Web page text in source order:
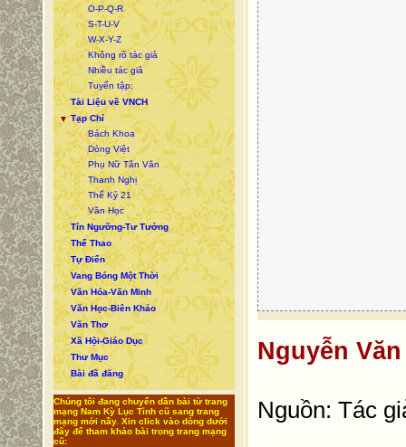
O-P-Q-R
S-T-U-V
W-X-Y-Z
Không rõ tác giả
Nhiều tác giả
Tuyển tập:
Tài Liệu về VNCH
▼ Tạp Chí
Bách Khoa
Dòng Việt
Phụ Nữ Tân Văn
Thanh Nghị
Thế Kỷ 21
Văn Học
Tín Ngưỡng-Tư Tưởng
Thể Thao
Tự Điển
Vang Bóng Một Thời
Văn Hóa-Văn Minh
Văn Học-Biên Khảo
Văn Thơ
Xã Hội-Giáo Dục
Thư Mục
Bài đã đăng
Chúng tôi đang chuyển dần bài từ trang
mạng Nam Kỳ Lục Tỉnh cũ sang trang
mạng mới nầy. Xin click vào dòng dưới
đây để tham khảo bài trong trang mạng
cũ:
Nguyễn
Nguồn: Tác